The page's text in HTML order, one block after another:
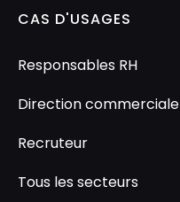
CAS D'USAGES
Responsables RH
Direction commerciale
Recruteur
Tous les secteurs